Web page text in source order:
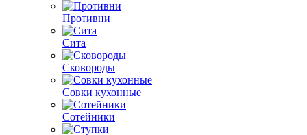
Противни
Сита
Сковороды
Совки кухонные
Сотейники